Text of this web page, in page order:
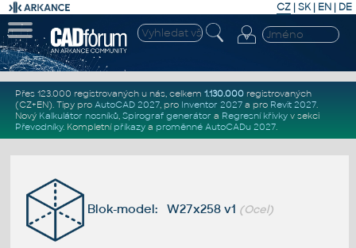
CZ | SK| EN | DE
Přes 123.000 registrovaných u nás, celkem 1.130.000registrovaných
(CZ+EN). Tipy pro AutoCAD 2027, pro Inventor 2027a pro Revit 2027.
Nový Kalkulátor nosníků, Spirograf generátor a Regresní křivkyv sekci
Převodníky. Kompletní příkazya proměnné AutoCADu 2027.
Blok-model: W27x258 v1 (Ocel)